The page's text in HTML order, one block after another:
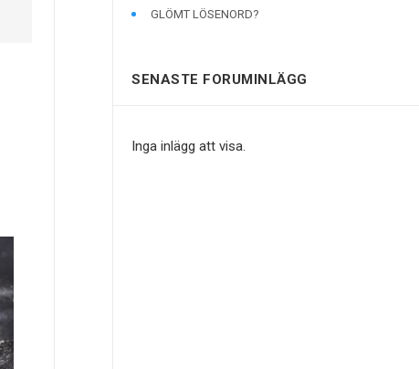
GLÖMT LÖSENORD?
SENASTE FORUMINLÄGG
Inga inlägg att visa.